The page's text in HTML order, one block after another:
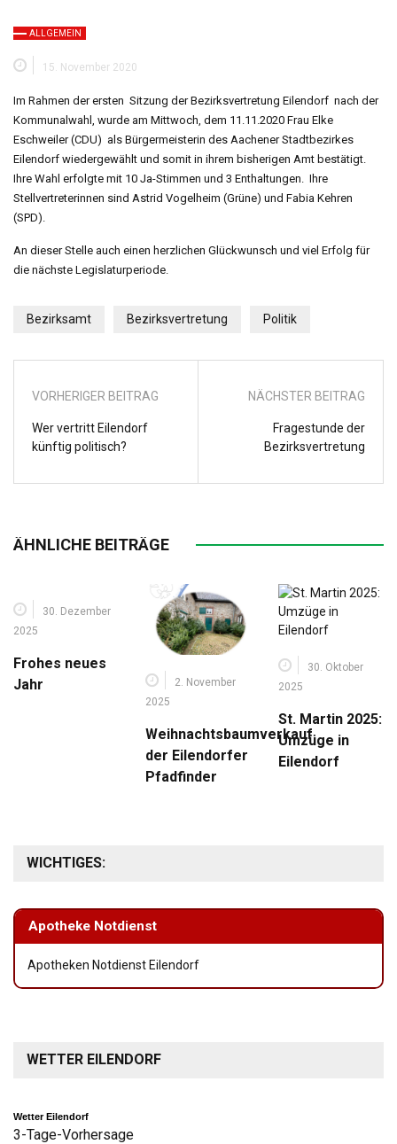
ALLGEMEIN
15. November 2020
Im Rahmen der ersten Sitzung der Bezirksvertretung Eilendorf nach der
Kommunalwahl, wurde am Mittwoch, dem 11.11.2020 Frau Elke
Eschweiler (CDU) als Bürgermeisterin des Aachener Stadtbezirkes
Eilendorf wiedergewählt und somit in ihrem bisherigen Amt bestätigt.
Ihre Wahl erfolgte mit 10 Ja-Stimmen und 3 Enthaltungen. Ihre
Stellvertreterinnen sind Astrid Vogelheim (Grüne) und Fabia Kehren
(SPD).
An dieser Stelle auch einen herzlichen Glückwunsch und viel Erfolg für
die nächste Legislaturperiode.
Bezirksamt Bezirksvertretung Politik
VORHERIGER BEITRAG
Wer vertritt Eilendorf
künftig politisch?
NÄCHSTER BEITRAG
Fragestunde der
Bezirksvertretung
ÄHNLICHE BEITRÄGE
30. Dezember
2025
Frohes neues
Jahr
2. November
2025
Weihnachtsbaumverkauf
der Eilendorfer
Pfadfinder
30. Oktober
2025
St. Martin 2025:
Umzüge in
Eilendorf
WICHTIGES:
Apotheke Notdienst
Apotheken Notdienst Eilendorf
WETTER EILENDORF
Wetter Eilendorf
3-Tage-Vorhersage